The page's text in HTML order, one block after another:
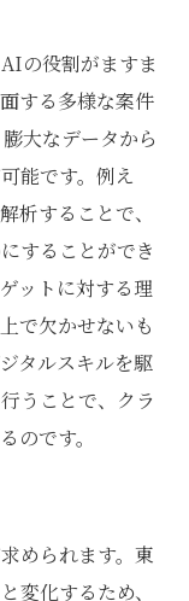
の役割がますま
する多様な案件
大なデータから
能です。例え
析することで、
することができ
ットに対する理
で欠かせないも
タルスキルを駆
うことで、クラ
のです。
められます。東
変化するため、